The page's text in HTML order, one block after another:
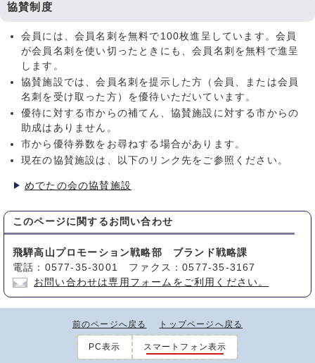
協賛制度
会員には、会員名刺を無料で100枚進呈しています。会員
が会員名刺を使い切ったときにも、会員名刺を無料で進呈
します。
協賛施設では、会員名刺を提示した方（会員、または会員
名刺を受け取った方）を優待いただいています。
優待に対する市からの補てん、協賛施設に対する市からの
助成はありません。
市から優待券数をお尋ねする場合があります。
現在の協賛施設は、以下のリンク先をご参照ください。
めでたの会の協賛施設
このページに関する お問い合わせ
飛騨高山プロモーション戦略部 ブランド戦略課
電話：0577-35-3001 ファクス：0577-35-3167
お問い合わせは専用フォームをご利用ください。
前のページへ戻る トップページへ戻る
PC表示 スマートフォン表示